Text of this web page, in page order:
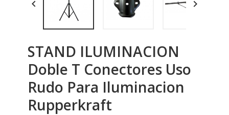
 
STAND ILUMINACION
Doble T Conectores Uso
Rudo Para Iluminacion
Rupperkraft